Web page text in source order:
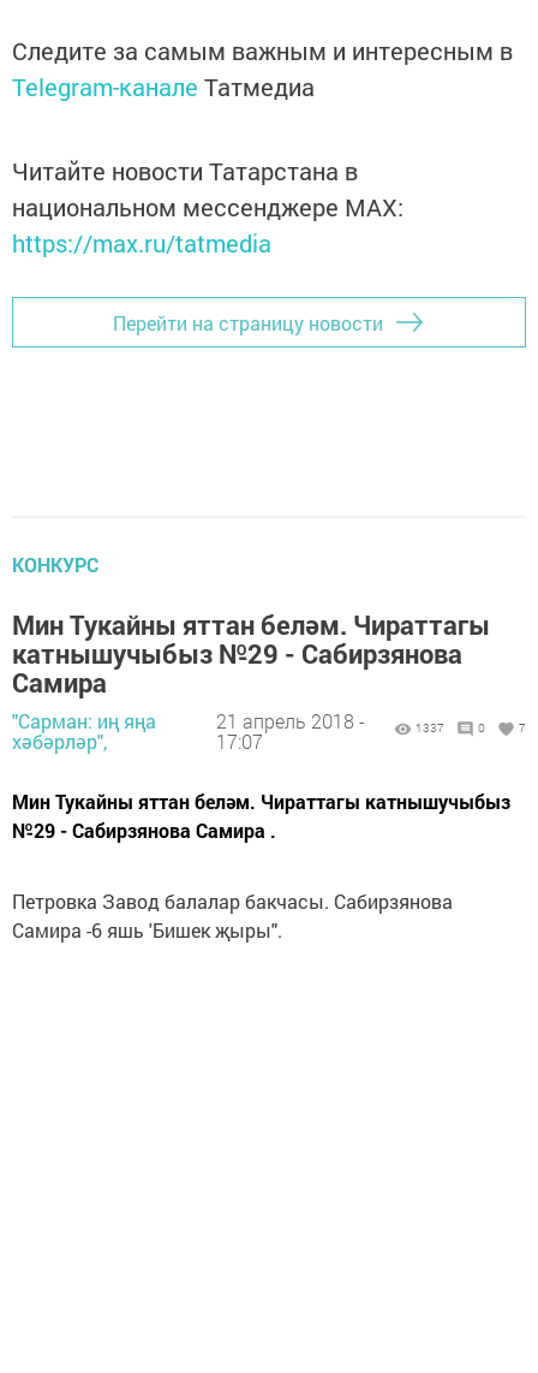
Следите за самым важным и интересным в
Telegram-канале Татмедиа
Читайте новости Татарстана в
национальном мессенджере MАХ:
https://max.ru/tatmedia
Перейти на страницу новости
КОНКУРС
Мин Тукайны яттан беләм. Чираттагы
катнышучыбыз №29 - Сабирзянова
Самира
"Сарман: иң яңа
хәбәрләр",
21 апрель 2018 -
17:07
1337 0 7
Мин Тукайны яттан беләм. Чираттагы катнышучыбыз
№29 - Сабирзянова Самира .
Петровка Завод балалар бакчасы. Сабирзянова
Самира -6 яшь 'Бишек җыры".